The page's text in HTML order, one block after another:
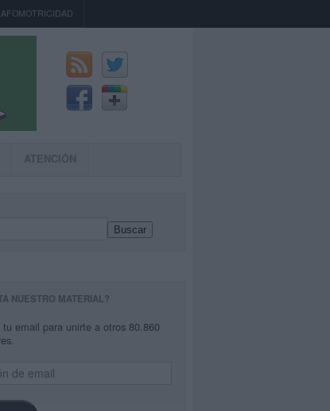
ATENCIÓN
Buscar
NUESTRO MATERIAL?
tu email para unirte a otros 80.860